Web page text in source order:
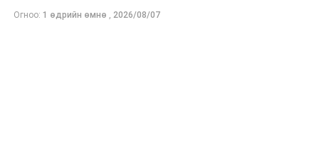
Огноо: 1 өдрийн өмнө , 2026/08/07